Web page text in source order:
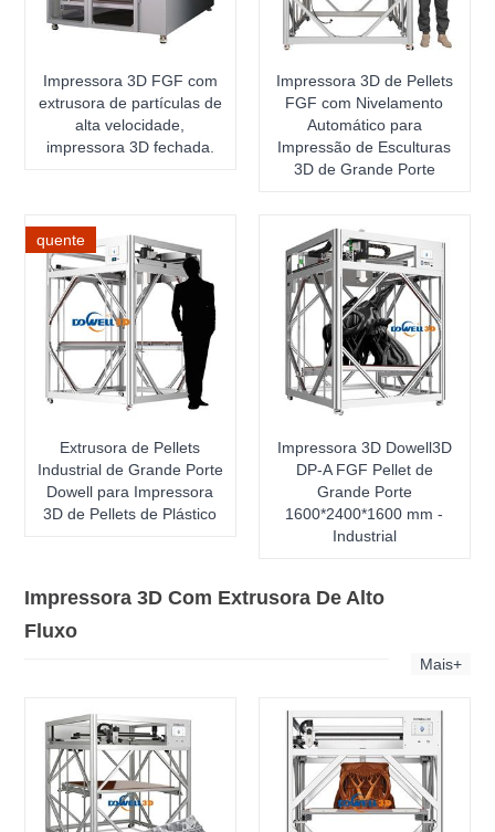
Impressora 3D FGF com
extrusora de partículas de
alta velocidade,
impressora 3D fechada.
Impressora 3D de Pellets
FGF com Nivelamento
Automático para
Impressão de Esculturas
3D de Grande Porte
quente
Extrusora de Pellets
Industrial de Grande Porte
Dowell para Impressora
3D de Pellets de Plástico
Impressora 3D Dowell3D
DP-A FGF Pellet de
Grande Porte
1600*2400*1600 mm -
Industrial
Impressora 3D Com Extrusora De Alto
Fluxo
Mais+